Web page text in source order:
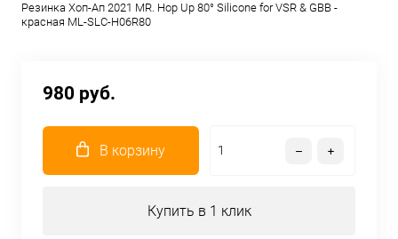
Резинка Хоп-Ап 2021 MR. Hop Up 80° Silicone for VSR & GBB -
красная ML-SLC-H06R80
980 руб.
В корзину
Купить в 1 клик